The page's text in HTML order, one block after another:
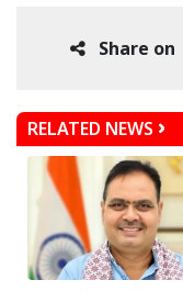
Share on
RELATED NEWS